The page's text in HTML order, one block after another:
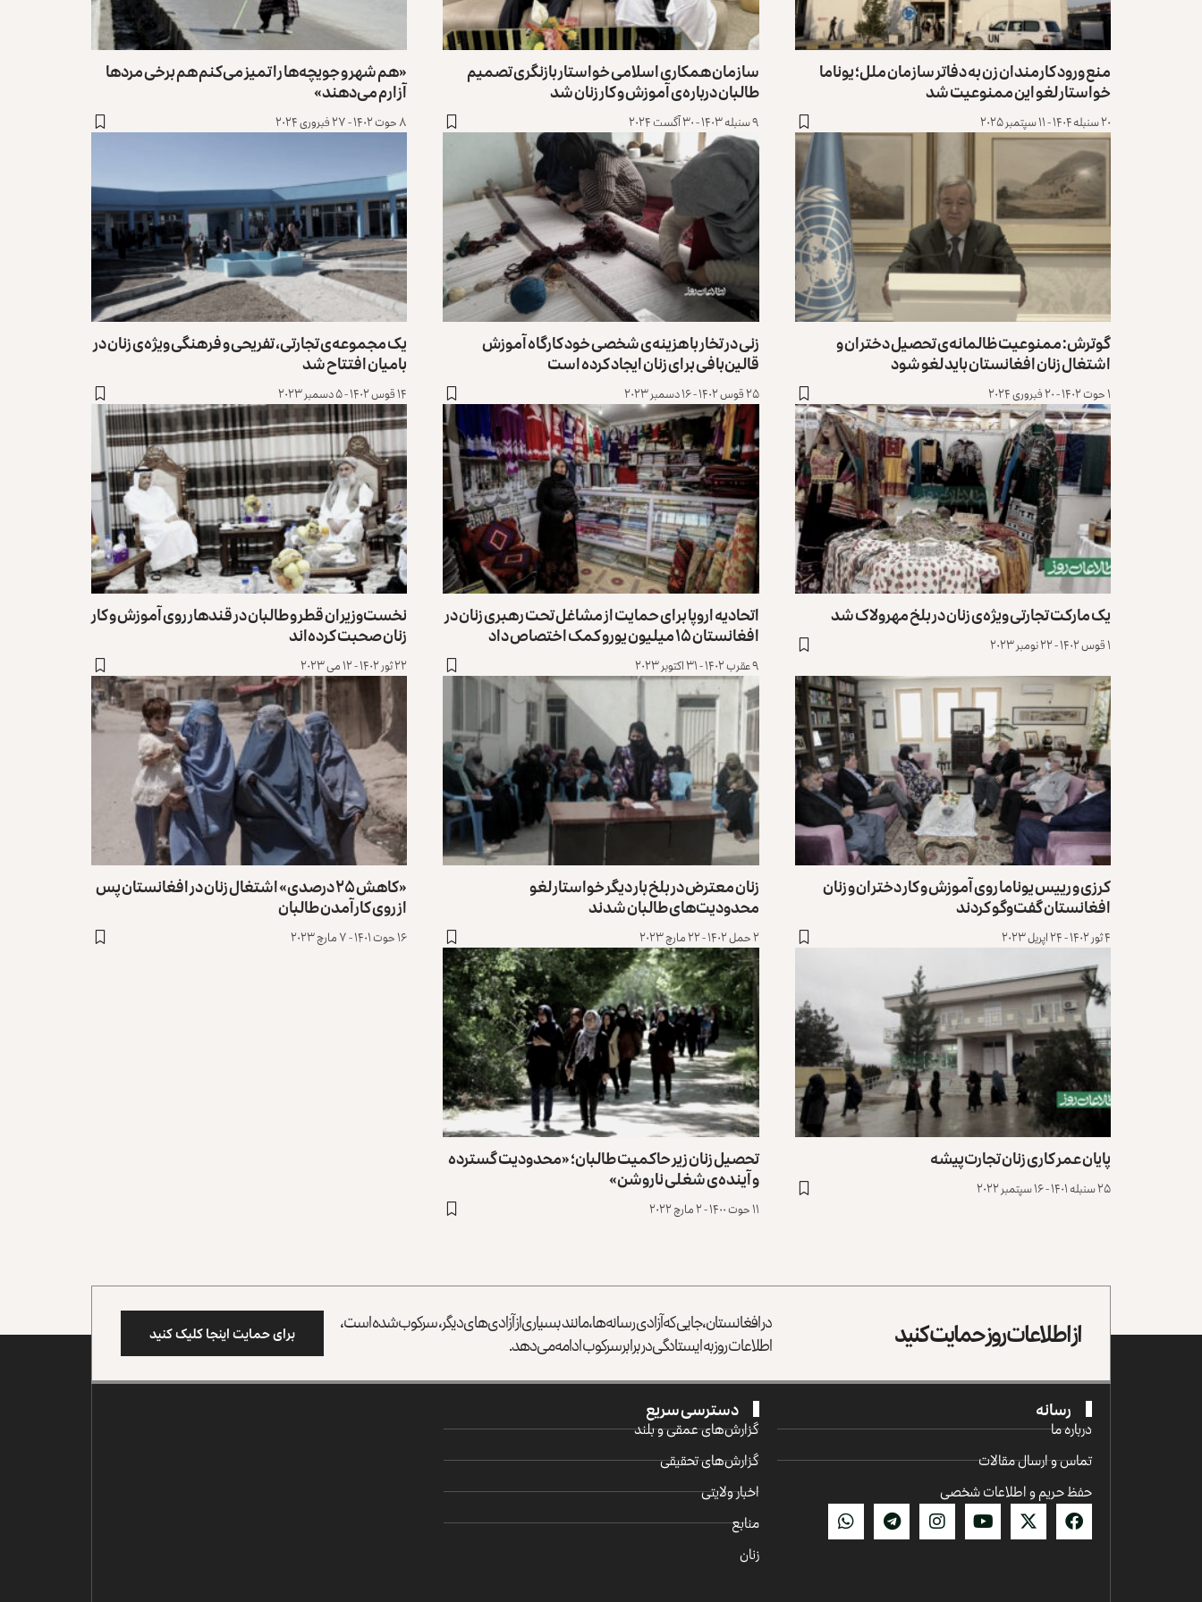
منع ورود کارمندان زن به دفاتر سازمان ملل؛ یوناما
خواستار لغو این ‏ممنوعیت شد
۲۰ سنبله ۱۴۰۴ - ۱۱ سپتمبر ۲۰۲۵
سازمان همکاری اسلامی خواستار بازنگری تصمیم
طالبان درباره‌ی آموزش و کار زنان شد
۹ سنبله ۱۴۰۳ - ۳۰ آگست ۲۰۲۴
«هم شهر و جویچه​‌ها را تمیز می​‌کنم هم برخی مردها
آزارم می‌دهند»
۸ حوت ۱۴۰۲ - ۲۷ فبروری ۲۰۲۴
گوترش: ممنوعیت ظالمانه‌ی تحصیل دختران و
اشتغال زنان افغانستان باید لغو شود
۱ حوت ۱۴۰۲ - ۲۰ فبروری ۲۰۲۴
زنی در تخار با هزینه‌ی شخصی خود کارگاه آموزش
قالین‌بافی برای زنان ایجاد کرده است
۲۵ قوس ۱۴۰۲ - ۱۶ دسمبر ۲۰۲۳
یک مجموعه‌ی تجارتی، تفریحی و فرهنگی ویژه‌ی زنان در
بامیان افتتاح شد
۱۴ قوس ۱۴۰۲ - ۵ دسمبر ۲۰۲۳
یک مارکت تجارتی ویژه‌ی زنان در بلخ مهرولاک شد
۱ قوس ۱۴۰۲ - ۲۲ نومبر ۲۰۲۳
اتحادیه اروپا برای حمایت از مشاغل تحت رهبری زنان در
افغانستان ۱۵ میلیون یورو کمک اختصاص داد
۹ عقرب ۱۴۰۲ - ۳۱ اکتوبر ۲۰۲۳
نخست‌وزیران قطر و طالبان در قندهار روی آموزش و کار
زنان صحبت کرده‌اند
۲۲ ثور ۱۴۰۲ - ۱۲ می ۲۰۲۳
کرزی و رییس یوناما روی آموزش و کار دختران و زنان
افغانستان گفت‌وگو کردند
۴ ثور ۱۴۰۲ - ۲۴ اپریل ۲۰۲۳
زنان معترض در بلخ بار دیگر خواستار لغو
محدودیت‌های طالبان شدند
۲ حمل ۱۴۰۲ - ۲۲ مارچ ۲۰۲۳
«کاهش ۲۵ درصدی» اشتغال زنان در افغانستان پس
از روی‌ کارآمدن طالبان
۱۶ حوت ۱۴۰۱ - ۷ مارچ ۲۰۲۳
پایان عمر کاری زنان تجارت‌پیشه
۲۵ سنبله ۱۴۰۱ - ۱۶ سپتمبر ۲۰۲۲
تحصیل زنان زیر حاکمیت طالبان؛ «محدودیت گسترده
و آینده‌ی شغلی ناروشن»
۱۱ حوت ۱۴۰۰ - ۲ مارچ ۲۰۲۲
از اطلاعات روز حمایت کنید در افغانستان، جایی که آزادی رسانه‌ها، مانند بسیاری از آزادی‌های دیگر، سرکوب شده است،
اطلاعات روز به ایستادگی در برابر سرکوب ادامه می‌دهد. برای حمایت اینجا کلیک کنید
رسانه
درباره ما
تماس و ارسال مقالات
حفظ حریم و اطلاعات شخصی
دسترسی سریع
گزارش‌‌های عمقی و بلند
گزارش‌های تحقیقی
اخبار ولایتی
منابع
زنان